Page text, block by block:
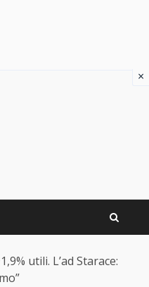
utili. L’ad Starace:
×